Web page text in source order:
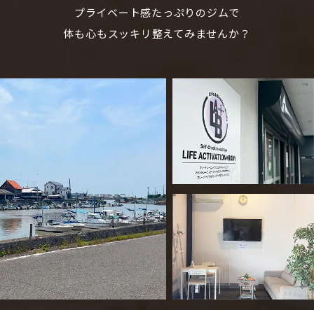
プライベート感たっぷりのジムで
体も心もスッキリ整えてみませんか？